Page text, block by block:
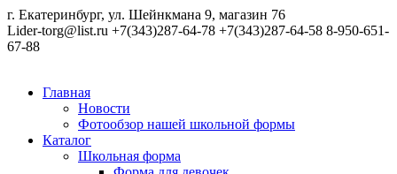
г. Екатеринбург, ул. Шейнкмана 9, магазин 76
Lider-torg@list.ru +7(343)287-64-78 +7(343)287-64-58 8-950-651-
67-88
Главная
Новости
Фотообзор нашей школьной формы
Каталог
Школьная форма